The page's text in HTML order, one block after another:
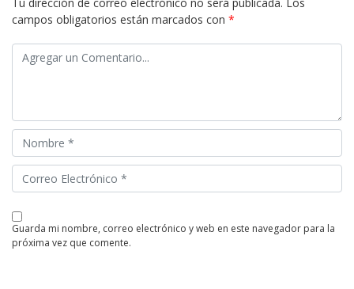
campos obligatorios están marcados con *
guarda mi nombre, correo electrónico y web en este navegador para la
próxima vez que comente.